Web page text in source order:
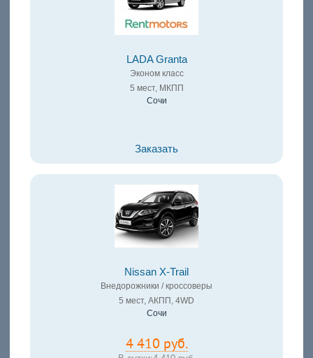
LADA Granta
Эконом класс
5 мест, МКПП
Сочи
Заказать
Nissan X-Trail
Внедорожники / кроссоверы
5 мест, АКПП, 4WD
Сочи
4 410 руб.